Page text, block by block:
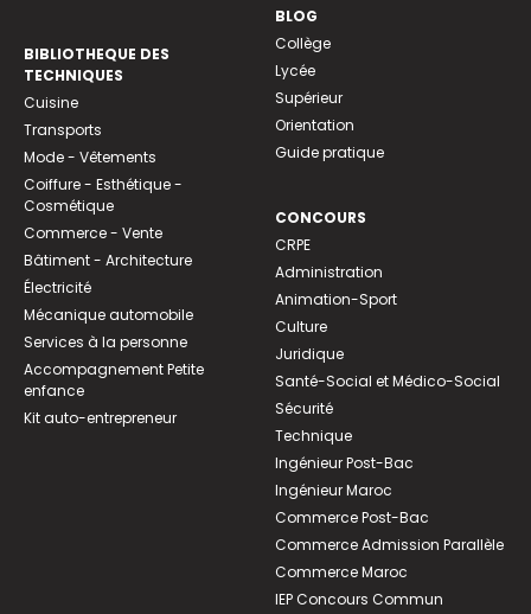
BIBLIOTHEQUE DES
TECHNIQUES
Cuisine
Transports
Mode - Vêtements
Coiffure - Esthétique -
Cosmétique
Commerce - Vente
Bâtiment - Architecture
Électricité
Mécanique automobile
Services à la personne
Accompagnement Petite
enfance
Kit auto-entrepreneur
BLOG
Collège
Lycée
Supérieur
Orientation
Guide pratique
CONCOURS
CRPE
Administration
Animation-Sport
Culture
Juridique
Santé-Social et Médico-Social
Sécurité
Technique
Ingénieur Post-Bac
Ingénieur Maroc
Commerce Post-Bac
Commerce Admission Parallèle
Commerce Maroc
IEP Concours Commun